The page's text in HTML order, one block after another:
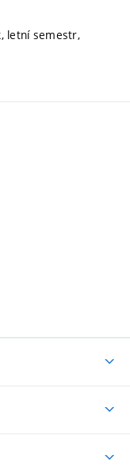
letní semestr,